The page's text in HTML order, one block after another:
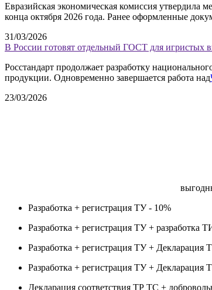
Евразийская экономическая комиссия утвердила
конца октября 2026 года. Ранее оформленные
31/03/2026
В России готовят отдельный ГОСТ для игристых
Росстандарт продолжает разработку
продукции. Одновременно завершается работа над
23/03/2026
Разработка + регистрация ТУ - 10%
Разработка + регистрация ТУ + разработка
Разработка + регистрация ТУ + Декларация
Разработка + регистрация ТУ +
Декларация соответствия ТР ТС +